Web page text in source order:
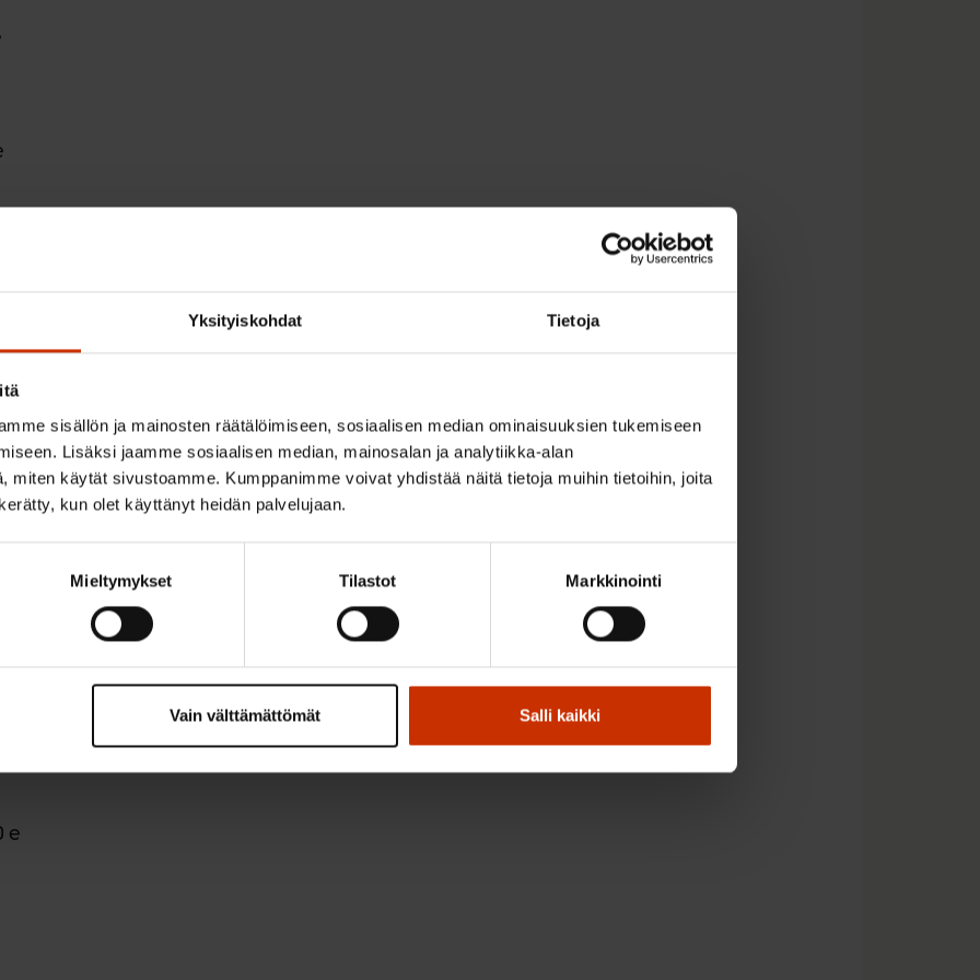
Yksityiskohdat Tietoja
sisällön ja mainosten räätälöimiseen, sosiaalisen median ominaisuuksien tukemiseen
Lisäksi jaamme sosiaalisen median, mainosalan ja analytiikka-alan
miten käytät sivustoamme. Kumppanimme voivat yhdistää näitä tietoja muihin tietoihin, joita
kun olet käyttänyt heidän palvelujaan.
Mieltymykset Tilastot Markkinointi
Vain välttämättömät Salli kaikki
e
e
e